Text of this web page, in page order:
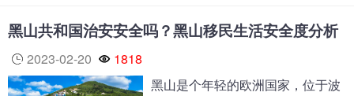
黑山共和国治安安全吗？黑山移民生活安全度分析
2023-02-20
1818
黑山是个年轻的欧洲国家，位于波